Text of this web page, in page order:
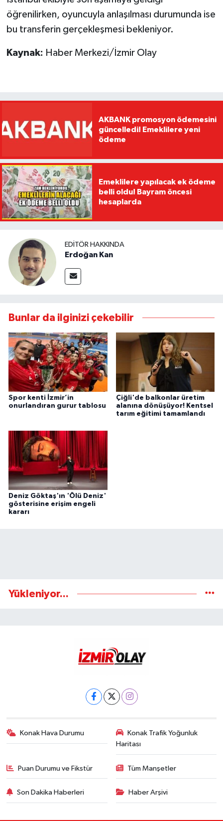
öğrenilirken, oyuncuyla anlaşılması durumunda ise
bu transferin gerçekleşmesi bekleniyor.
Kaynak: Haber Merkezi/İzmir Olay
AKBANK promosyon ödemesini
güncelledi! Emeklilere yeni
ödeme
Emeklilere yapılacak ek ödeme
belli oldu! Bayram öncesi
hesaplarda
EDITÖR HAKKINDA
Erdoğan Kan
Bunlar da ilginizi çekebilir
Spor kenti İzmir’in
onurlandıran gurur tablosu
Çiğli'de balkonlar üretim
alanına dönüşüyor! Kentsel
tarım eğitimi tamamlandı
Deniz Göktaş'ın 'Ölü Deniz'
gösterisine erişim engeli
kararı
Yükleniyor...
Konak Hava Durumu
Konak Trafik Yoğunluk
Haritası
Puan Durumu ve Fikstür Tüm Manşetler
Son Dakika Haberleri Haber Arşivi